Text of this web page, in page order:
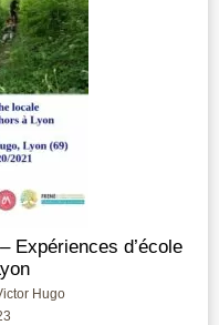
Expériences d’école
Hugo